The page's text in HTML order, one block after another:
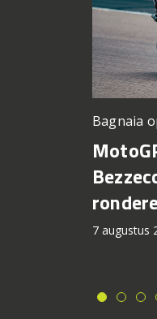
Bagnaia
7 augustus